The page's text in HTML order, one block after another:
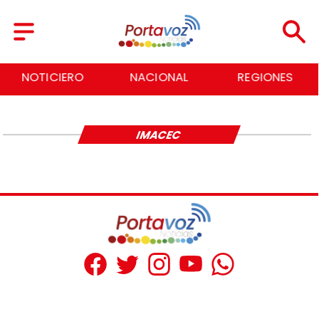
NOTICIERO NACIONAL REGIONES
IMACEC